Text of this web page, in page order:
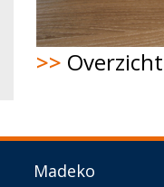
>> Overzicht
Madeko